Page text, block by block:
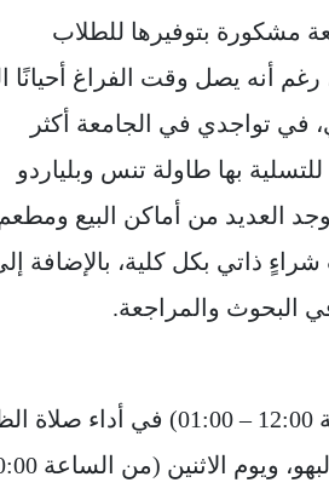
مشكورة بتوفيرها للطلاب
رغم أنه يصل وقت الفراغ أحيانًا
في تواجدي في الجامعة أكثر
بها طاولة تنس وبلياردو
العديد من أماكن البيع
ذاتي بكل كلية، بالإضافة
البحوث والمراجعة.
ويواصل حديثة: أقضي أوقات البريك الخاصة بي يوم الأحد (الساعة 12:00 – 01:00) في
ومن ثم في ممارسة بعض الأنشطة في غرفة الألعاب بالكلية